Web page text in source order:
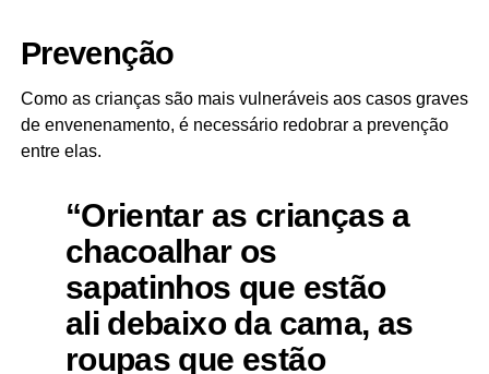
Prevenção
Como as crianças são mais vulneráveis aos casos graves
de envenenamento, é necessário redobrar a prevenção
entre elas.
“Orientar as crianças a
chacoalhar os
sapatinhos que estão
ali debaixo da cama, as
roupas que estão